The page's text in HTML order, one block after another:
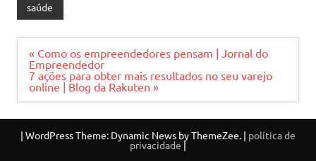
saúde
Navegação
de
Post
« Como os empreendedores pensam | Jornal do
Empreendedor
7 ações para obter mais resultados no seu varejo
online | Blog da Rakuten »
| WordPress Theme: Dynamic News by ThemeZee. | política de
privacidade |